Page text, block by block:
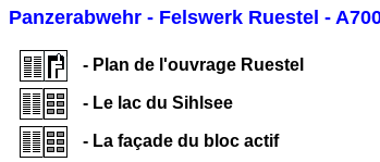
Panzerabwehr - Felswerk Ruestel -
- Plan de l'ouvrage Ruestel
- Le lac du Sihlsee
- La façade du bloc actif